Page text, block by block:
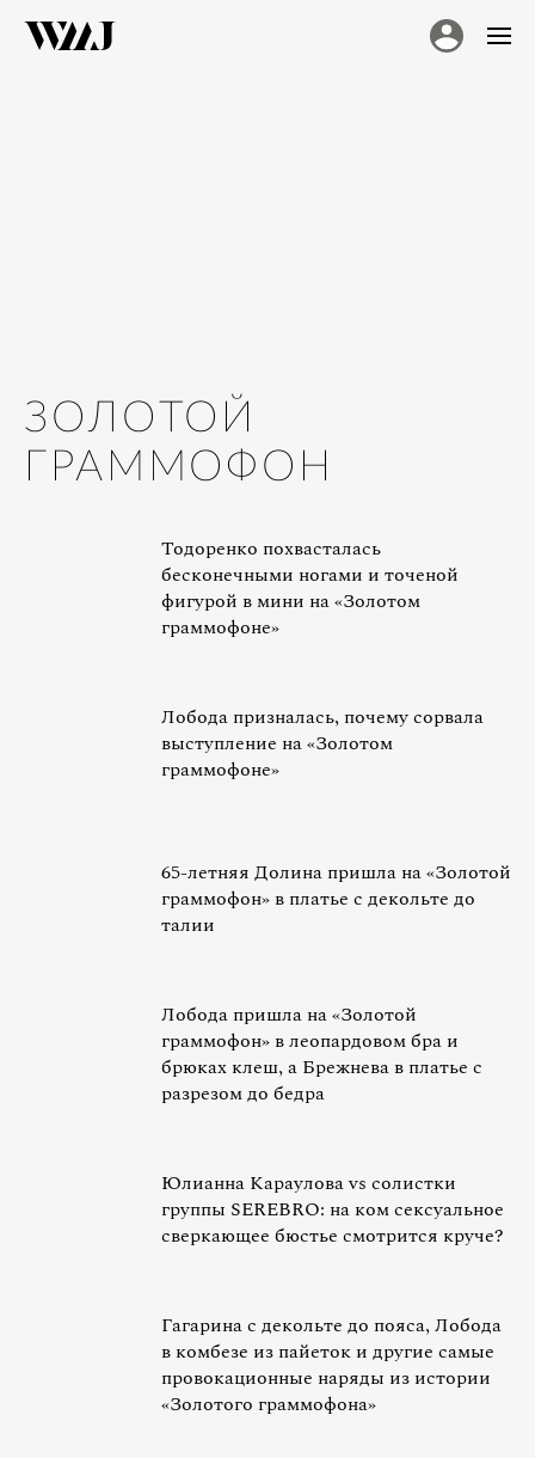
ЗОЛОТОЙ
ГРАММОФОН
Тодоренко похвасталась
бесконечными ногами и точеной
фигурой в мини на «Золотом
граммофоне»
Лобода призналась, почему сорвала
выступление на «Золотом
граммофоне»
65-летняя Долина пришла на «Золотой
граммофон» в платье с декольте до
талии
Лобода пришла на «Золотой
граммофон» в леопардовом бра и
брюках клеш, а Брежнева в платье с
разрезом до бедра
Юлианна Караулова vs солистки
группы SEREBRO: на ком сексуальное
сверкающее бюстье смотрится круче?
Гагарина с декольте до пояса, Лобода
в комбезе из пайеток и другие самые
провокационные наряды из истории
«Золотого граммофона»